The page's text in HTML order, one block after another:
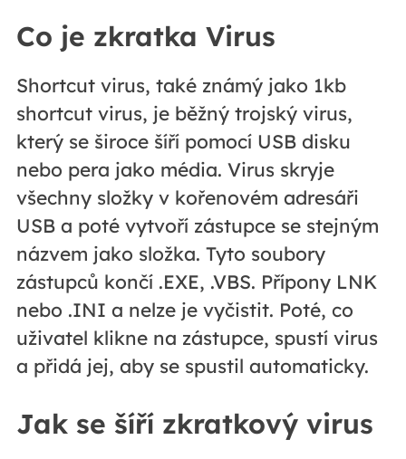
Co je zkratka Virus
Shortcut virus, také známý jako 1kb
shortcut virus, je běžný trojský virus,
který se široce šíří pomocí USB disku
nebo pera jako média. Virus skryje
všechny složky v kořenovém adresáři
USB a poté vytvoří zástupce se stejným
názvem jako složka. Tyto soubory
zástupců končí .EXE, .VBS. Přípony LNK
nebo .INI a nelze je vyčistit. Poté, co
uživatel klikne na zástupce, spustí virus
a přidá jej, aby se spustil automaticky.
Jak se šíří zkratkový virus